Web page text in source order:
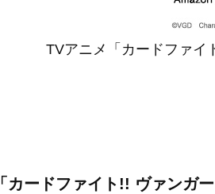
TVアニメ「カードファイ
「カードファイト!! ヴァンガ